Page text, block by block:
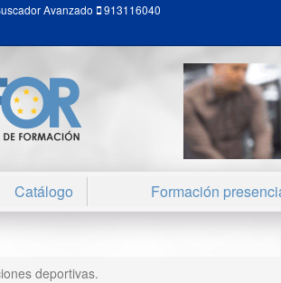
Avanzado 913116040
Catálogo Formación
deportivas.